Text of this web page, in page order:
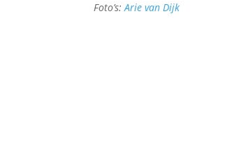
Foto’s:Arie van Dijk